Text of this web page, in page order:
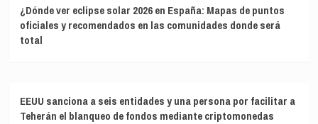
¿Dónde ver eclipse solar 2026 en España: Mapas de puntos
oficiales y recomendados en las comunidades donde será
total
EEUU sanciona a seis entidades y una persona por facilitar a
Teherán el blanqueo de fondos mediante criptomonedas